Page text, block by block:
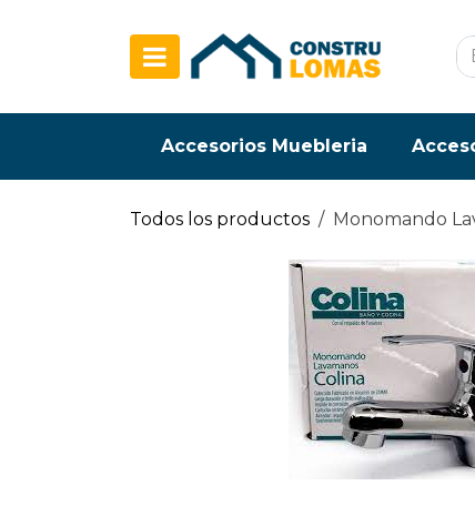
Accesorios Muebleria
Todos los productos Monomando